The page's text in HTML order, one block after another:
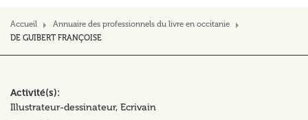
Accueil
Annuaire des professionnels du livre en occitanie
DE GUIBERT FRANÇOISE
Activité(s)
Illustrateur-dessinateur Ecrivain